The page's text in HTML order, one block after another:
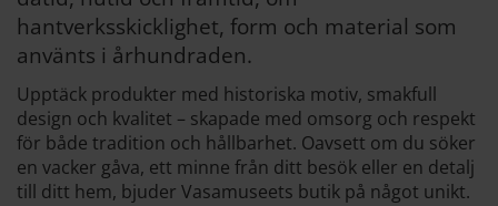
hantverksskicklighet, form och material som
använts i århundraden.
Upptäck produkter med historiska motiv, smakfull
design och kvalitet – skapade med omsorg och respekt
för både tradition och hållbarhet. Oavsett om du söker
en vacker gåva, ett minne från ditt besök eller en detalj
till ditt hem, bjuder Vasamuseets butik på något unikt.